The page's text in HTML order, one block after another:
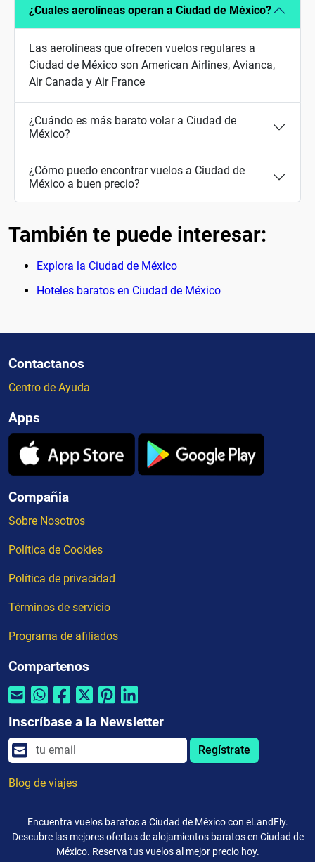
¿Cuales aerolíneas operan a Ciudad de México?
Las aerolíneas que ofrecen vuelos regulares a
Ciudad de México son American Airlines, Avianca,
Air Canada y Air France
¿Cuándo es más barato volar a Ciudad de
México?
¿Cómo puedo encontrar vuelos a Ciudad de
México a buen precio?
También te puede interesar:
Explora la Ciudad de México
Hoteles baratos en Ciudad de México
Contactanos
Centro de Ayuda
Apps
Compañia
Sobre Nosotros
Política de Cookies
Política de privacidad
Términos de servicio
Programa de afiliados
Compartenos
Inscríbase a la Newsletter
Regístrate
Blog de viajes
Encuentra vuelos baratos a Ciudad de México con eLandFly.
Descubre las mejores ofertas de alojamientos baratos en Ciudad de
México. Reserva tus vuelos al mejor precio hoy.